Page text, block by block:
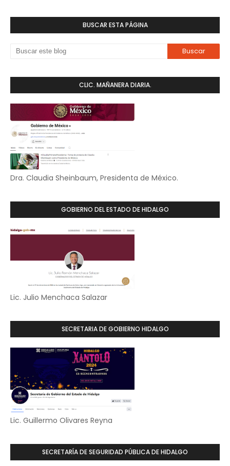
BUSCAR ESTA PÁGINA
CLIC. MAÑANERA DIARIA.
Dra. Claudia Sheinbaum, Presidenta de México.
GOBIERNO DEL ESTADO DE HIDALGO
Lic. Julio Menchaca Salazar
SECRETARIA DE GOBIERNO HIDALGO
Lic. Guillermo Olivares Reyna
SECRETARÍA DE SEGURIDAD PÚBLICA DE HIDALGO